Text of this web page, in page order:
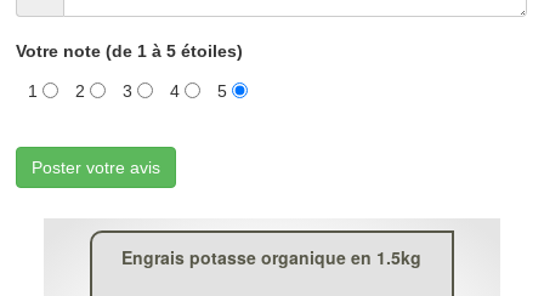
Votre note (de 1 à 5 étoiles)
1 2 3 4 5
Poster votre avis
Engrais potasse organique en 1.5kg